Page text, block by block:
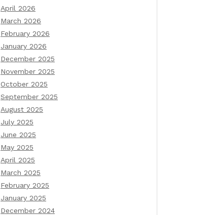
April 2026
March 2026
February 2026
January 2026
December 2025
November 2025
October 2025
September 2025
August 2025
July 2025
June 2025
May 2025
April 2025
March 2025
February 2025
January 2025
December 2024